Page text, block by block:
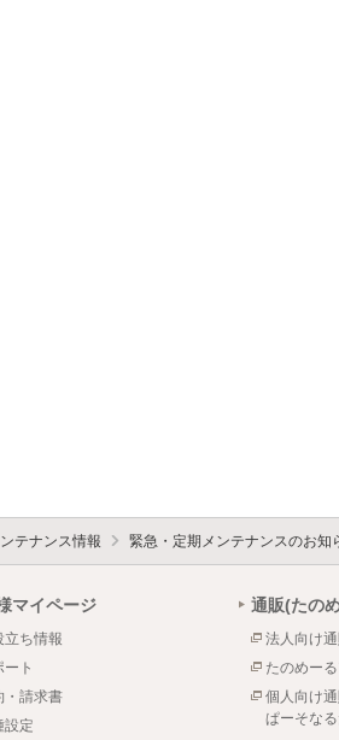
テナンス情報 緊急・定期メンテナンスのお知
マイページ
立ち情報
ート
・請求書
設定
通販(たの
法人向け
たのめー
個人向け通
ぱーそな